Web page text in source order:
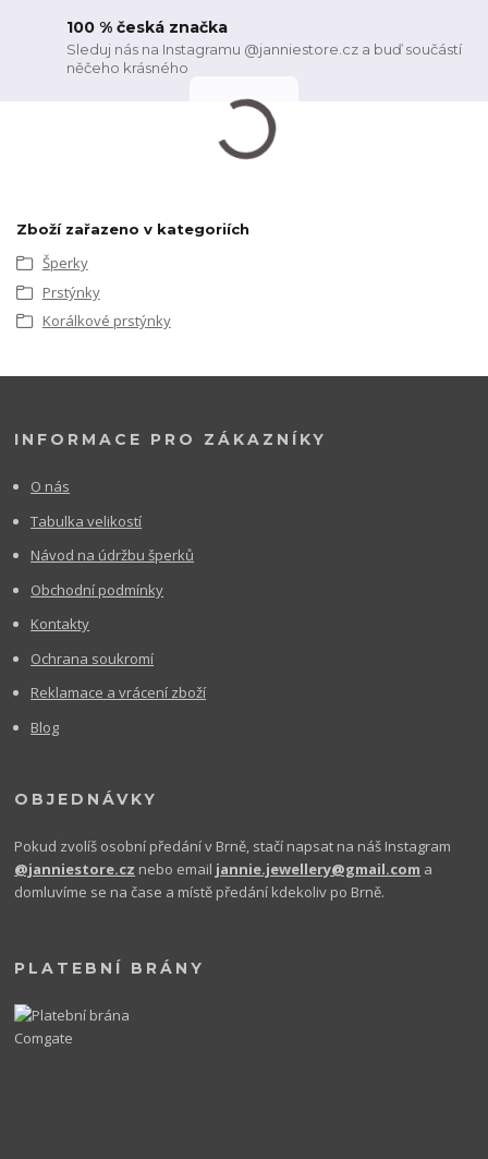
100 % česká značka
Sleduj nás na Instagramu @janniestore.cz a buď součástí
něčeho krásného
Zboží zařazeno v kategoriích
Šperky
Prstýnky
Korálkové prstýnky
INFORMACE PRO ZÁKAZNÍKY
O nás
Tabulka velikostí
Návod na údržbu šperků
Obchodní podmínky
Kontakty
Ochrana soukromí
Reklamace a vrácení zboží
Blog
OBJEDNÁVKY
Pokud zvolíš osobní předání v Brně, stačí napsat na náš Instagram
@janniestore.cz nebo email jannie.jewellery@gmail.com a
domluvíme se na čase a místě předání kdekoliv po Brně.
PLATEBNÍ BRÁNY